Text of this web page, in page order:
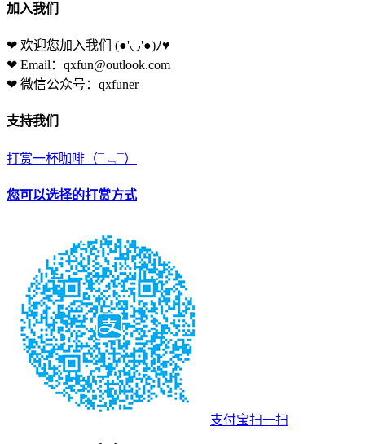
加入我们
❤ 欢迎您加入我们 (●'◡'●)ﾉ♥
❤ Email：qxfun@outlook.com
❤ 微信公众号：qxfuner
支持我们
打赏一杯咖啡 （¯﹃¯）
您可以选择的打赏方式
支付宝扫一扫